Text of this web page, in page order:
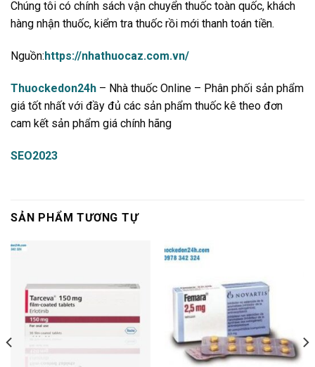
Chúng tôi có chính sách vận chuyển thuốc toàn quốc, khách
hàng nhận thuốc, kiểm tra thuốc rồi mới thanh toán tiền.
Nguồn:https://nhathuocaz.com.vn/
Thuockedon24h – Nhà thuốc Online – Phân phối sản phẩm
giá tốt nhất với đầy đủ các sản phẩm thuốc kê theo đơn
cam kết sản phẩm giá chính hãng
SEO2023
SẢN PHẨM TƯƠNG TỰ